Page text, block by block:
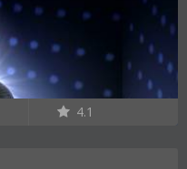
4.1